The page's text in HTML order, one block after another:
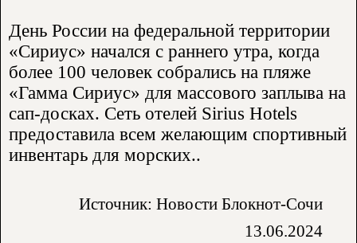
День России на федеральной территории
«Сириус» начался с раннего утра, когда
более 100 человек собрались на пляже
«Гамма Сириус» для массового заплыва на
сап-досках. Сеть отелей Sirius Hotels
предоставила всем желающим спортивный
инвентарь для морских..
Источник: Новости Блокнот-Сочи
13.06.2024